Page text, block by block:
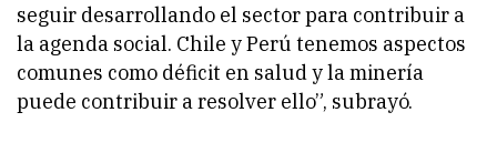
seguir desarrollando el sector para contribuir a
la agenda social. Chile y Perú tenemos aspectos
comunes como déficit en salud y la minería
puede contribuir a resolver ello”, subrayó.